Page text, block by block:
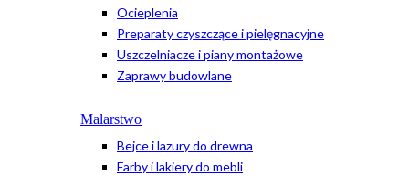
Ocieplenia
Preparaty czyszczące i pielęgnacyjne
Uszczelniacze i piany montażowe
Zaprawy budowlane
Malarstwo
Bejce i lazury do drewna
Farby i lakiery do mebli